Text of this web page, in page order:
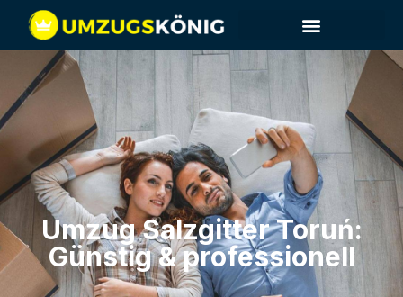
Umzug Salzgitter​ Toruń:
Günstig & professionell​